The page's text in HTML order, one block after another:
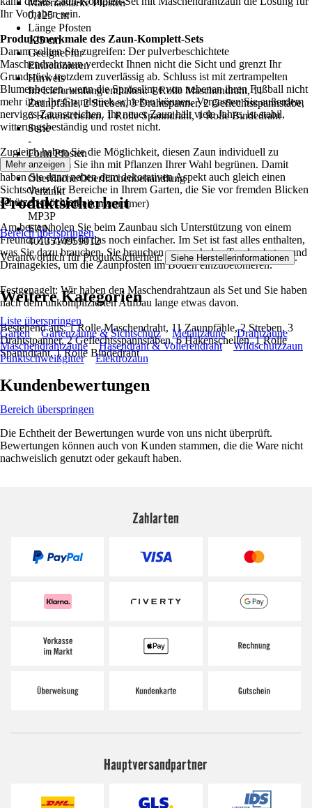
Materialstärke Pfosten
0,125 cm
Länge Pfosten
125 cm
Geeignet für
Einbetonieren
Hinweis
Im Lieferumfang enthalten: 1 Rolle Maschendraht, 11
Zaunpfähle, 2 Streben, 3 Drahtspanner, 2 Geflechtsspannstäbe,
6 Hakenschellen, 1 Rolle Spanndraht, 1 Rolle Bindedraht
Serie
-
Form Pfosten
Rund
Oberfläche/Oberflächenbehandlung
Verzinkt
AKN (Artikelkurznummer)
MP3P
EAN
4013514959012
Ihr Vorhaben sein.
Produktmerkmale des Zaun-Komplett-Sets
Darum sollten Sie zugreifen: Der pulverbeschichtete
Maschendrahtzaun verdeckt Ihnen nicht die Sicht und grenzt Ihr
Grundstück trotzdem zuverlässig ab. Schluss ist mit zertrampelten
Blumenbeeten, wenn die Sprösslinge von nebenan ihren Fußball nicht
mehr über Ihr Grundstück schießen können. Vergessen Sie außerdem
nerviges Zaunstreichen. Ihr neuer Zaun hält viele Jahre, ist stabil,
witterungsbeständig und rostet nicht.
Zugleich haben Sie die Möglichkeit, diesen Zaun individuell zu
gestalten, indem Sie ihn mit Pflanzen Ihrer Wahl begrünen. Damit
haben Sie dann neben dem dekorativen Aspekt auch gleich einen
Sichtschutz für Bereiche in Ihrem Garten, die Sie vor fremden Blicken
schützen möchten.
Am besten holen Sie beim Zaunbau sich Unterstützung von einem
Freund: Zu zweit ist das noch einfacher. Im Set ist fast alles enthalten,
was Sie dazu brauchen, Sie brauchen nur noch den Trockenbeton und
Drainagekies, um die Zaunpfosten im Boden einzubetonieren.
Festgenagelt: Wir haben den Maschendrahtzaun als Set und Sie haben
nach dem unkomplizierten Aufbau lange etwas davon.
Bestehend aus: 1 Rolle Maschendraht, 11 Zaunpfähle, 2 Streben, 3
Drahtstpanner, 2 Geflechtsspannstäben, 6 Hakenschellen, 1 Rolle
Spanndraht, 1 Rolle Bindedraht
Mehr anzeigen
Produktsicherheit
Bereich überspringen
Verantwortlich für Produktsicherheit: Siehe Herstellerinformationen .
Weitere Kategorien
Liste überspringen
Garten
Gartenzäune & Sichtschutz Metallzäune
Drahtzäune
Maschendrahtzäune
Hasendraht & Volierendraht
Wildschutzzaun
Punktschweißgitter
Elektrozaun
Kundenbewertungen
Bereich überspringen
Die Echtheit der Bewertungen wurde von uns nicht überprüft.
Bewertungen können auch von Kunden stammen, die die Ware nicht
nachweislich genutzt oder gekauft haben.
Zahlarten
Hauptversandpartner